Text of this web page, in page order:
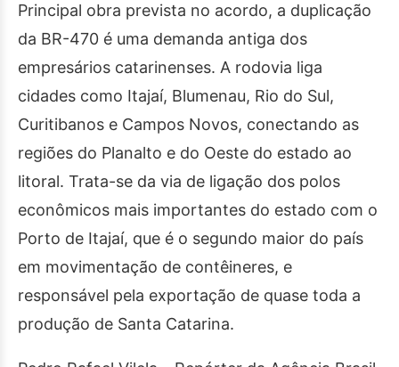
Principal obra prevista no acordo, a duplicação
da BR-470 é uma demanda antiga dos
empresários catarinenses. A rodovia liga
cidades como Itajaí, Blumenau, Rio do Sul,
Curitibanos e Campos Novos, conectando as
regiões do Planalto e do Oeste do estado ao
litoral. Trata-se da via de ligação dos polos
econômicos mais importantes do estado com o
Porto de Itajaí, que é o segundo maior do país
em movimentação de contêineres, e
responsável pela exportação de quase toda a
produção de Santa Catarina.